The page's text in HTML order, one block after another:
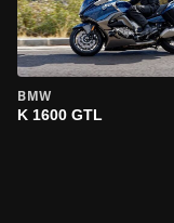
BMW
K 1600 GTL